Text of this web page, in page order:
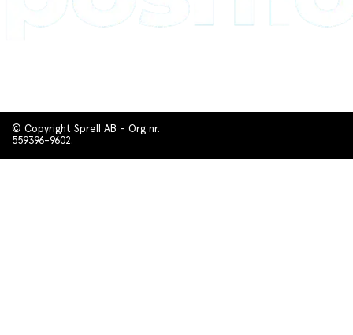
© Copyright Sprell AB - Org nr.
559396-9602.